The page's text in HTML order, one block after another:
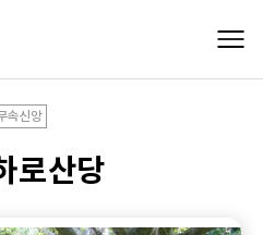
속신앙
로산당